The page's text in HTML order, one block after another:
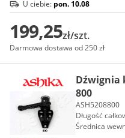
U ciebie: pon. 10.08
199,25zł/szt.
Darmowa dostawa od 250 zł
Dźwignia
800
ASH5208800
Długość
Średnica